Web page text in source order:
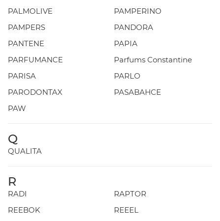
PALMOLIVE
PAMPERINO
PAMPERS
PANDORA
PANTENE
PAPIA
PARFUMANCE
Parfums Constantine
PARISA
PARLO
PARODONTAX
PASABAHCE
PAW
Q
QUALITA
R
RADI
RAPTOR
REEBOK
REEEL